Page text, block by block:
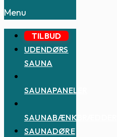
Menu
TILBUD
UDENDØRS
SAUNA
SAUNAPANELER
SAUNABÆNKBRÆDDER
SAUNADØRE